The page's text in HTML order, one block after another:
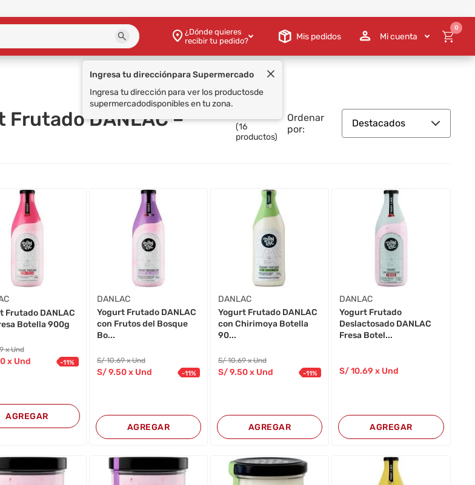
¿Dónde quieres
recibir tu pedido?
Mis pedidos Mi cuenta
0
Frutado DANLAC –
(16
productos)
Ordenar
por:
Destacados
Frutado DANLAC
Botella 900g
x Und
x Und -11%
AGREGAR
DANLAC
Yogurt Frutado DANLAC
con Frutos del Bosque
Bo...
S/10.69 x Und
S/9.50x Und -11%
AGREGAR
DANLAC
Yogurt Frutado DANLAC
con Chirimoya Botella
90...
S/10.69 x Und
S/9.50x Und -11%
AGREGAR
DANLAC
Yogurt Frutado
Deslactosado DANLAC
Fresa Botel...
S/10.69 x Und
AGREGAR